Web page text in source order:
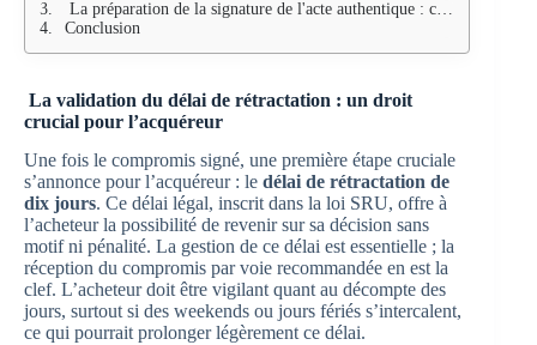
La préparation de la signature de l'acte authentique : coordination et diligence
Conclusion
La validation du délai de rétractation : un droit
crucial pour l’acquéreur
Une fois le compromis signé, une première étape cruciale
s’annonce pour l’acquéreur : le délai de rétractation de
dix jours. Ce délai légal, inscrit dans la loi SRU, offre à
l’acheteur la possibilité de revenir sur sa décision sans
motif ni pénalité. La gestion de ce délai est essentielle ; la
réception du compromis par voie recommandée en est la
clef. L’acheteur doit être vigilant quant au décompte des
jours, surtout si des weekends ou jours fériés s’intercalent,
ce qui pourrait prolonger légèrement ce délai.